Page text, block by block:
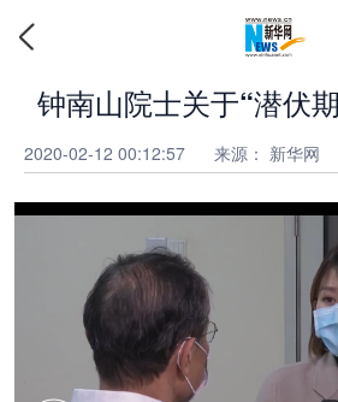
钟南山院士关于“潜伏
2020-02-12 00:12:57 来源： 新华网